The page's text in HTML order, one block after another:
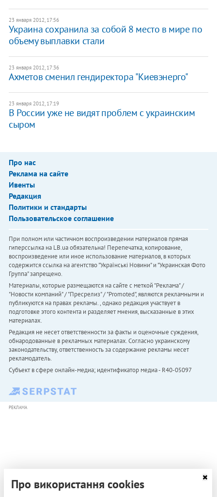
23 января 2012, 17:56
Украина сохранила за собой 8 место в мире по
объему выплавки стали
23 января 2012, 17:36
Ахметов сменил гендиректора "Киевэнерго"
23 января 2012, 17:19
В России уже не видят проблем с украинским
сыром
Про нас
Реклама на сайте
Ивенты
Редакция
Политики и стандарты
Пользовательское соглашение
При полном или частичном воспроизведении материалов прямая
гиперссылка на LB.ua обязательна! Перепечатка, копирование,
воспроизведение или иное использование материалов, в которых
содержится ссылка на агентство "Українськi Новини" и "Украинская Фото
Группа" запрещено.
Материалы, которые размещаются на сайте с меткой "Реклама" /
"Новости компаний" / "Пресрелиз" / "Promoted", являются рекламными и
публикуются на правах рекламы. , однако редакция участвует в
подготовке этого контента и разделяет мнения, высказанные в этих
материалах.
Редакция не несет ответственности за факты и оценочные суждения,
обнародованные в рекламных материалах. Согласно украинскому
законодательству, ответственность за содержание рекламы несет
рекламодатель.
Субъект в сфере онлайн-медиа; идентификатор медиа - R40-05097
РЕКЛАМА
Про використання cookies